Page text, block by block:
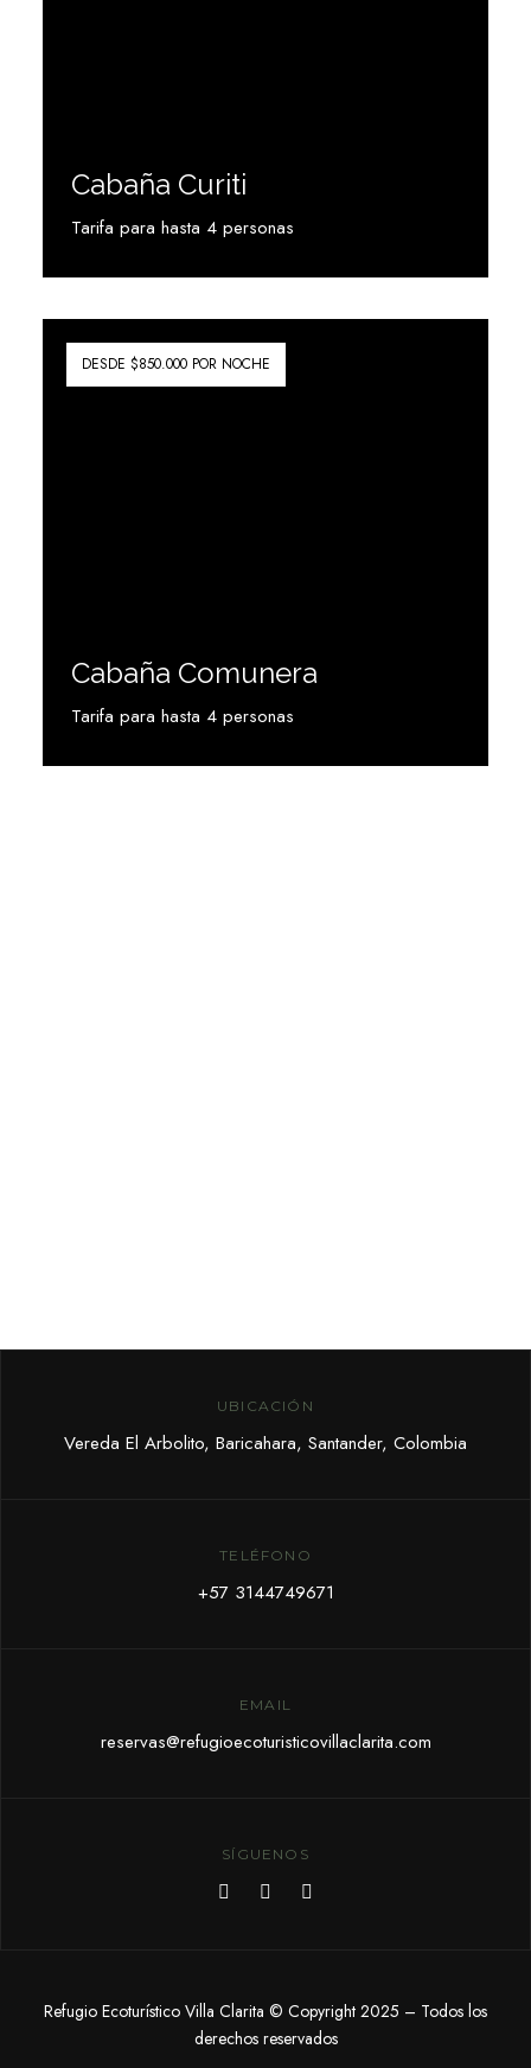
Cabaña Curiti
Tarifa para hasta 4 personas
DESDE $850.000 POR NOCHE
Cabaña Comunera
Tarifa para hasta 4 personas
Ver más
UBICACIÓN
Vereda El Arbolito, Baricahara, Santander, Colombia
TELÉFONO
+57 3144749671
EMAIL
reservas@refugioecoturisticovillaclarita.com
SÍGUENOS
Refugio Ecoturístico Villa Clarita © Copyright 2025 – Todos los
derechos reservados